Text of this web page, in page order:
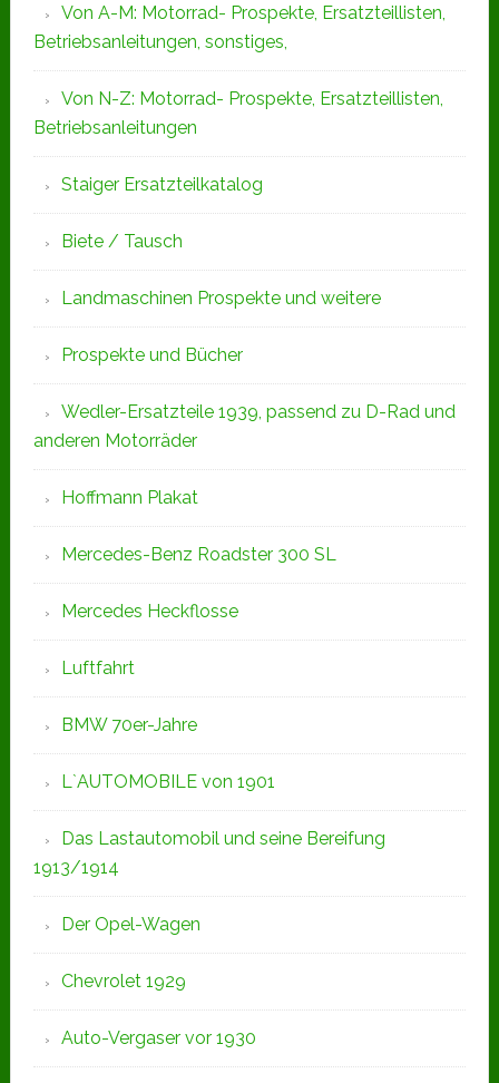
Von A-M: Motorrad- Prospekte, Ersatzteillisten,
Betriebsanleitungen, sonstiges,
Von N-Z: Motorrad- Prospekte, Ersatzteillisten,
Betriebsanleitungen
Staiger Ersatzteilkatalog
Biete / Tausch
Landmaschinen Prospekte und weitere
Prospekte und Bücher
Wedler-Ersatzteile 1939, passend zu D-Rad und
anderen Motorräder
Hoffmann Plakat
Mercedes-Benz Roadster 300 SL
Mercedes Heckflosse
Luftfahrt
BMW 70er-Jahre
L`AUTOMOBILE von 1901
Das Lastautomobil und seine Bereifung
1913/1914
Der Opel-Wagen
Chevrolet 1929
Auto-Vergaser vor 1930